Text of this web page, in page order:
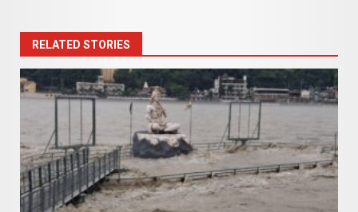
RELATED STORIES